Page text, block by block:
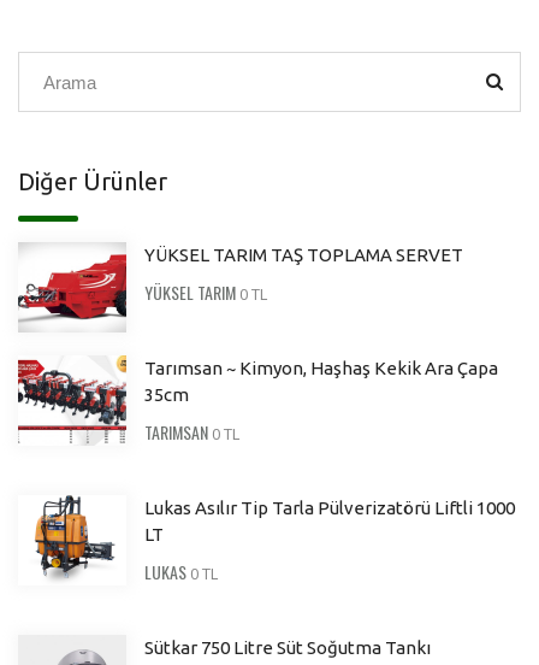
Diğer Ürünler
YÜKSEL TARIM TAŞ TOPLAMA SERVET
YÜKSEL TARIM 0 TL
Tarımsan ~ Kimyon, Haşhaş Kekik Ara Çapa
35cm
TARIMSAN 0 TL
Lukas Asılır Tip Tarla Pülverizatörü Liftli 1000
LT
LUKAS 0 TL
Sütkar 750 Litre Süt Soğutma Tankı